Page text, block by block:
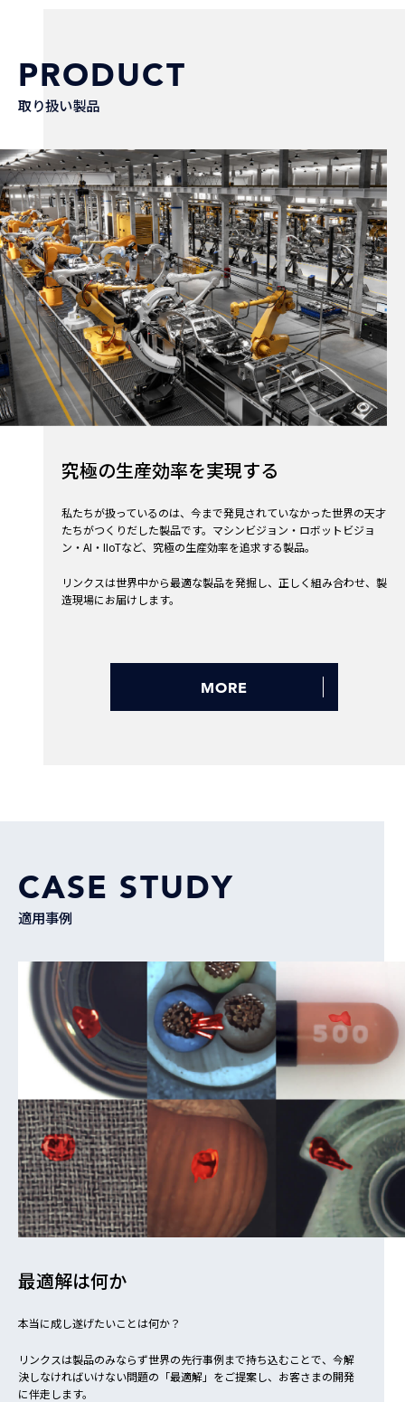
PRODUCT
取り扱い製品
究極の生産効率を実現する
私たちが扱っているのは、今まで発見されていなかった世界の天才
たちがつくりだした製品です。マシンビジョン・ロボットビジョ
ン・AI・IIoTなど、究極の生産効率を追求する製品。
リンクスは世界中から最適な製品を発掘し、正しく組み合わせ、製
造現場にお届けします。
MORE
CASE STUDY
適用事例
最適解は何か
本当に成し遂げたいことは何か？
リンクスは製品のみならず世界の先行事例まで持ち込むことで、今解
決しなければいけない問題の「最適解」をご提案し、お客さまの開発
に伴走します。